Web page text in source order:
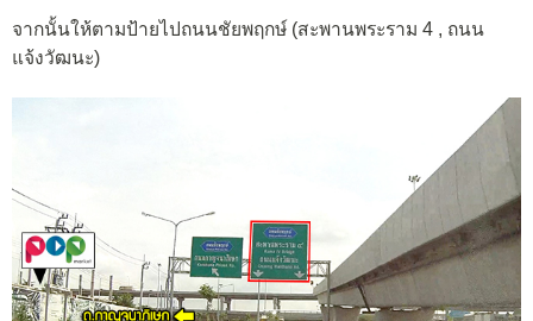
จากนั้นให้ตามป้ายไปถนนชัยพฤกษ์ (สะพานพระราม 4 , ถนน
แจ้งวัฒนะ)